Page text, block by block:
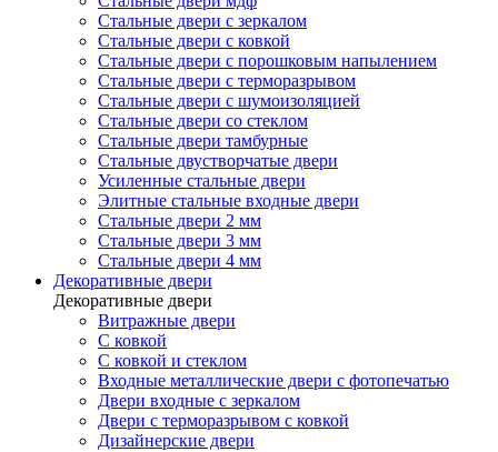
Стальные двери с зеркалом
Стальные двери с ковкой
Стальные двери с порошковым напылением
Стальные двери с терморазрывом
Стальные двери с шумоизоляцией
Стальные двери со стеклом
Стальные двери тамбурные
Стальные двустворчатые двери
Усиленные стальные двери
Элитные стальные входные двери
Стальные двери 2 мм
Стальные двери 3 мм
Стальные двери 4 мм
Декоративные двери
Декоративные двери
Витражные двери
С ковкой
С ковкой и стеклом
Входные металлические двери с фотопечатью
Двери входные с зеркалом
Двери с терморазрывом с ковкой
Дизайнерские двери